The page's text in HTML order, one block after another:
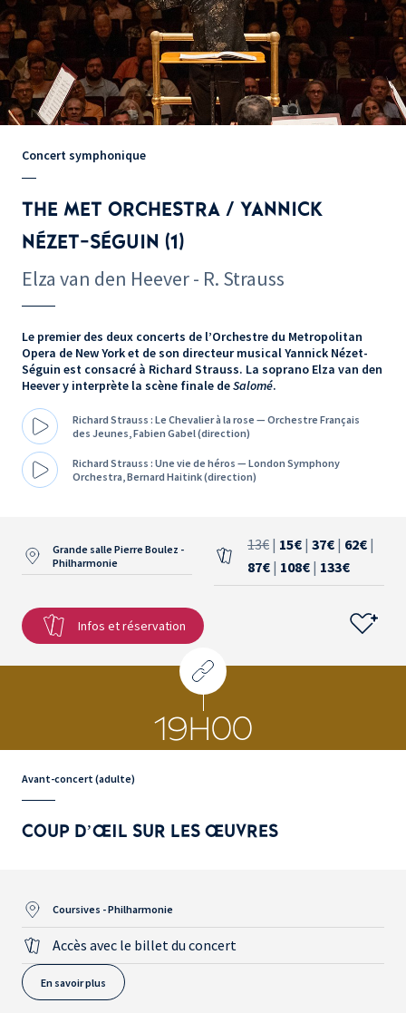
Concert symphonique
THE MET ORCHESTRA / YANNICK
NÉZET-SÉGUIN (1)
Elza van den Heever - R. Strauss
Le premier des deux concerts de l’Orchestre du Metropolitan
Opera de New York et de son directeur musical Yannick Nézet-
Séguin est consacré à Richard Strauss. La soprano Elza van den
Heever y interprète la scène finale deSalomé.
Richard Strauss : Le Chevalier à la rose — Orchestre Français
des Jeunes, Fabien Gabel (direction)
Richard Strauss : Une vie de héros — London Symphony
Orchestra, Bernard Haitink (direction)
Grande salle Pierre Boulez -
Philharmonie
13€ | 15€ | 37€ | 62€ |
87€ | 108€ | 133€
Infos et réservation
19H00
Avant-concert (adulte)
COUP D’ŒIL SUR LES ŒUVRES
Coursives - Philharmonie
Accès avec le billet du concert
En savoir plus